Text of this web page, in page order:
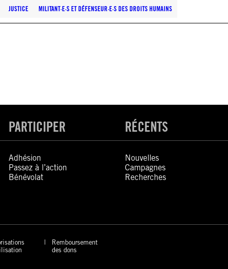
JUSTICE MILITANT·E·S ET DÉFENSEUR·E·S DES DROITS HUMAINS
PARTICIPER
Adhésion
Passez à l’action
Bénévolat
RÉCENTS
Nouvelles
Campagnes
Recherches
Remboursement
des dons